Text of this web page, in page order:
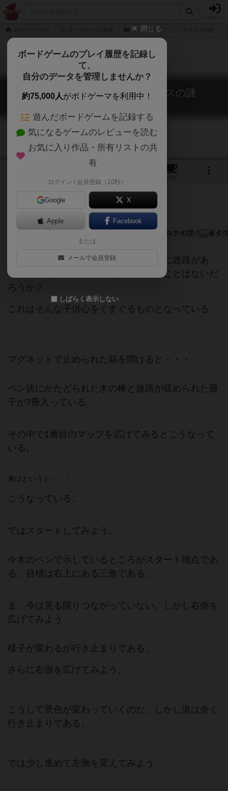
メイズスケイプ：ミノタウロスの謎
メイズスケイプ：ミノタウロスの謎
Mazescape: Ariadne
カフェ
子供の頃、雑誌や頭の体操みたいな本に迷路があ
り、それを解いて遊んだり、自作したことはないだ
ろうか？
これはそんな子供心をくすぐるものとなっている。
マグネットで止められた箱を開けると・・・
ペン状にかたどられた木の棒と迷路が収められた冊
子が7冊入っている。
その中で1番目のマップを広げてみるとこうなって
いる。
裏はというと・・・
こうなっている。
ではスタートしてみよう。
今木のペンで示しているところがスタート地点であ
る。目標は右上にある三角である。
ま、今は見る限りつながっていない。しかし右側を
広げてみよう
様子が変わるが行き止まりである。
さらに右側を広げてみよう。
こうして景色が変わっていくのだ。しかし道は全く
行き止まりである。
では少し進めて左側を変えてみよう
閉じる
ボードゲームのプレイ履歴を記録し
て、
自分のデータを管理しませんか？
約75,000人がボドゲーマを利用中！
遊んだボードゲームを記録する
気になるゲームのレビューを読む
お気に入り作品・所有リストの共
有
ログイン / 会員登録（10秒）
Google X
Apple Facebook
または
メールで会員登録
しばらく表示しない